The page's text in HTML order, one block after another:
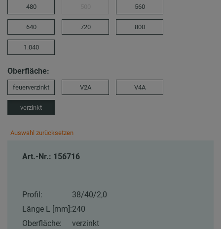
480 560
640 720 800
1.040
Oberfläche:
feuerverzinkt V2A V4A
verzinkt
Auswahl zurücksetzen
Art.-Nr.: 156716
Profil:
38/40/2,0
Länge L [mm]:240
Oberfläche:
verzinkt